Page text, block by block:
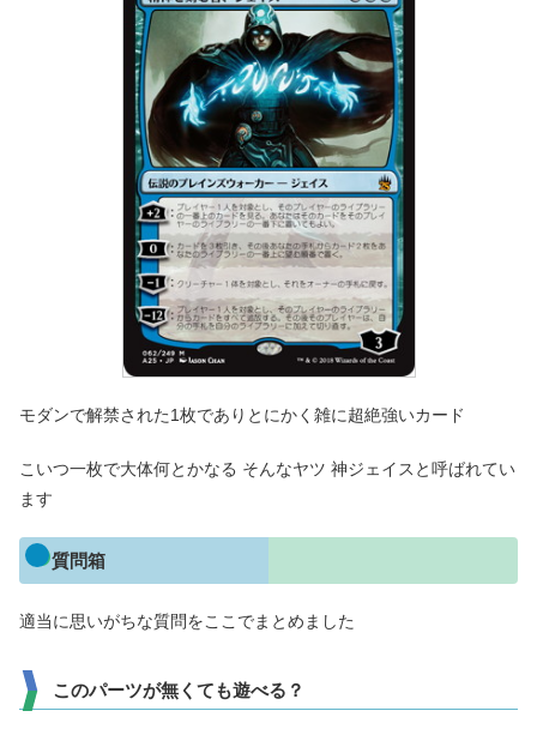
モダンで解禁された1枚でありとにかく雑に超絶強いカード
こいつ一枚で大体何とかなる そんなヤツ 神ジェイスと呼ばれてい
ます
質問箱
適当に思いがちな質問をここでまとめました
このパーツが無くても遊べる？